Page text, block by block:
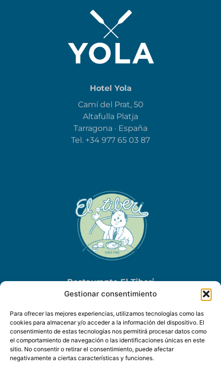
Gestionar consentimiento
Para ofrecer las mejores experiencias, utilizamos tecnologías como las
cookies para almacenar y/o acceder a la información del dispositivo. El
consentimiento de estas tecnologías nos permitirá procesar datos como
el comportamiento de navegación o las identificaciones únicas en este
sitio. No consentir o retirar el consentimiento, puede afectar
negativamente a ciertas características y funciones.
Hotel Yola
Camí del Prat, 50
Altafulla Platja
Tarragona · España
Tel. +34 977 65 03 87
Restaurante El Tiberi
Via Augusta, 50
Altafulla Platja
Tarragona · España
Tel.+34977 65 02 83